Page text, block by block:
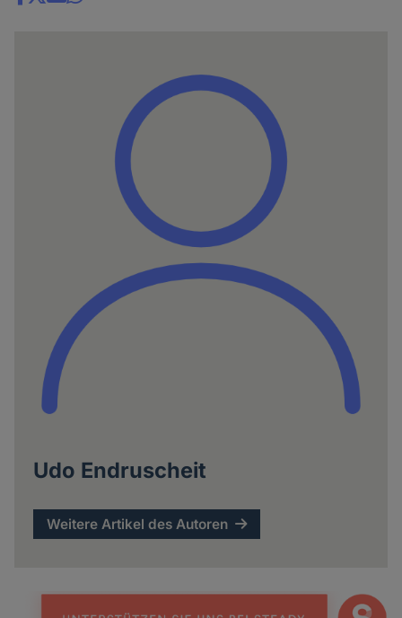
Share
Udo Endruscheit
Weitere Artikel des Autoren